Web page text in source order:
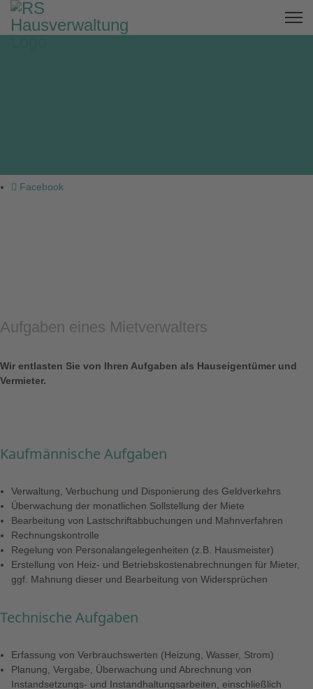
Facebook
Aufgaben eines Mietverwalters
Wir entlasten Sie von Ihren Aufgaben als Hauseigentümer und
Vermieter.
Kaufmännische Aufgaben
Verwaltung, Verbuchung und Disponierung des Geldverkehrs
Überwachung der monatlichen Sollstellung der Miete
Bearbeitung von Lastschriftabbuchungen und Mahnverfahren
Rechnungskontrolle
Regelung von Personalangelegenheiten (z.B. Hausmeister)
Erstellung von Heiz- und Betriebskostenabrechnungen für Mieter,
ggf. Mahnung dieser und Bearbeitung von Widersprüchen
Technische Aufgaben
Erfassung von Verbrauchswerten (Heizung, Wasser, Strom)
Planung, Vergabe, Überwachung und Abrechnung von
Instandsetzungs- und Instandhaltungsarbeiten, einschließlich